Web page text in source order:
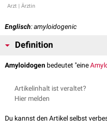
Arzt | Ärztin
Englisch: amyloidogenic
Definition
Amyloidogen bedeutet "eine
Artikelinhalt ist veraltet?
Hier melden
Du kannst den Artikel selbst